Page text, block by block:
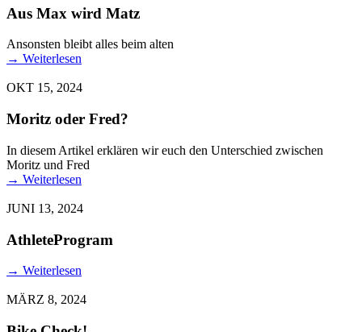
Aus Max wird Matz
Ansonsten bleibt alles beim alten
→ Weiterlesen
OKT 15, 2024
Moritz oder Fred?
In diesem Artikel erklären wir euch den Unterschied zwischen
Moritz und Fred
→ Weiterlesen
JUNI 13, 2024
AthleteProgram
→ Weiterlesen
MÄRZ 8, 2024